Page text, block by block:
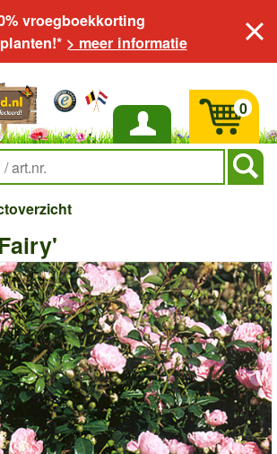
vroegboekkorting
> meer informatie
Inloggen
0